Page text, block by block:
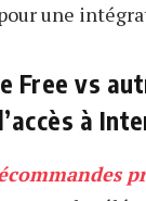
une
Free vs
à